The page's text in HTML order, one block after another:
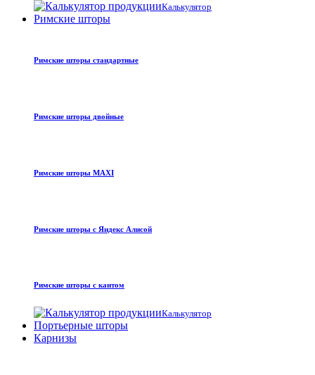
Калькулятор
Римские шторы
Римские шторы стандартные
Римские шторы двойные
Римские шторы MAXI
Римские шторы с Яндекс Алисой
Римские шторы с кантом
Калькулятор
Портьерные шторы
Карнизы